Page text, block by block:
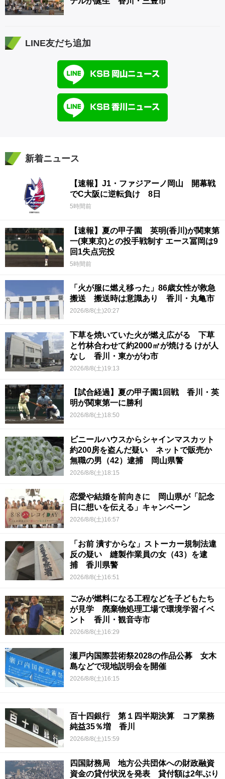
LINE友だち追加
新着ニュース
【速報】J1・ファジアーノ岡山 開幕戦
でC大阪に逆転負け 8日
5時間前
【速報】夏の甲子園 英明(香川)が関東第
一(東東京)との投手戦制す エース冨岡は9
回1失点完投
5時間前
「火が服に燃え移った」86歳女性が救急
搬送 搬送時は意識あり 香川・丸亀市
2026/8/8(土)20:27
下草を焼いていた火が燃え広がる 下草
と竹林合わせて約2000㎡が焼ける けが人
なし 香川・東かがわ市
2026/8/8(土)19:13
【試合経過】夏の甲子園1回戦 香川・英
明が関東第一に勝利
2026/8/8(土)18:50
ビニールハウスからシャインマスカット
約200房を盗んだ疑い ネットで販売か
無職の男（42）逮捕 岡山県警
2026/8/8(土)18:15
恋愛や結婚を前向きに 岡山県が「記念
日に想いを伝える」キャンペーン
2026/8/8(土)16:57
「お前 潰すからな」ストーカー規制法違
反の疑い 縫製作業員の女（43）を逮
捕 香川県警
2026/8/8(土)16:51
ごみが燃料になる工程などを子どもたち
が見学 廃棄物処理工場で環境学習イベ
ント 香川・観音寺市
2026/8/8(土)16:29
瀬戸内国際芸術祭2028の作品公募 女木
島などで現地説明会を開催
2026/8/8(土)16:15
百十四銀行 第１四半期決算 コア業務
純益35％増 香川
2026/8/8(土)15:59
四国財務局 地方公共団体への財政融資
資金の貸付状況を発表 貸付額は2年ぶり